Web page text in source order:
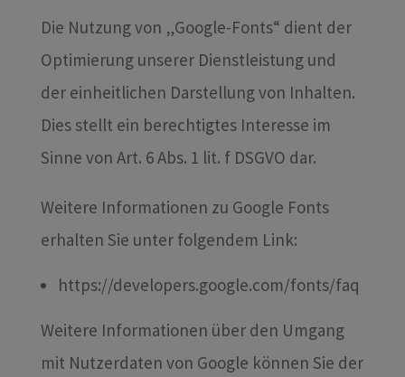
Die Nutzung von „Google-Fonts“ dient der
Optimierung unserer Dienstleistung und
der einheitlichen Darstellung von Inhalten.
Dies stellt ein berechtigtes Interesse im
Sinne von Art. 6 Abs. 1 lit. f DSGVO dar.
Weitere Informationen zu Google Fonts
erhalten Sie unter folgendem Link:
https://developers.google.com/fonts/faq
Weitere Informationen über den Umgang
mit Nutzerdaten von Google können Sie der